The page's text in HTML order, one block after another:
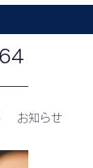
お知らせ